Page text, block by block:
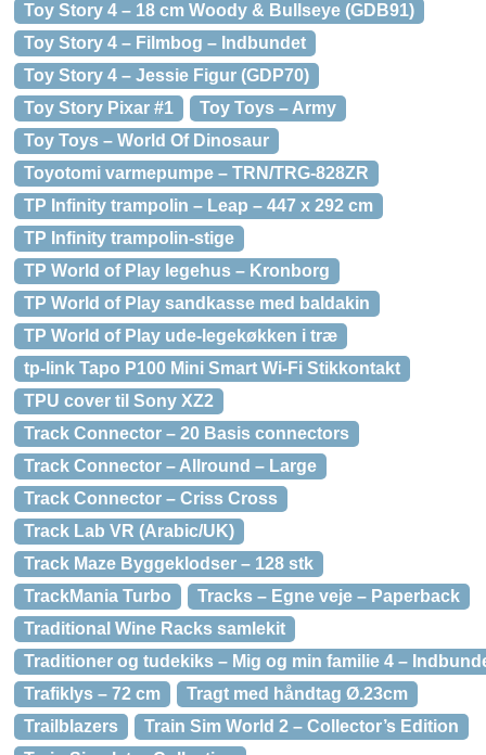
Toy Story 4 – 18 cm Woody & Bullseye (GDB91)
Toy Story 4 – Filmbog – Indbundet
Toy Story 4 – Jessie Figur (GDP70)
Toy Story Pixar #1
Toy Toys – Army
Toy Toys – World Of Dinosaur
Toyotomi varmepumpe – TRN/TRG-828ZR
TP Infinity trampolin – Leap – 447 x 292 cm
TP Infinity trampolin-stige
TP World of Play legehus – Kronborg
TP World of Play sandkasse med baldakin
TP World of Play ude-legekøkken i træ
tp-link Tapo P100 Mini Smart Wi-Fi Stikkontakt
TPU cover til Sony XZ2
Track Connector – 20 Basis connectors
Track Connector – Allround – Large
Track Connector – Criss Cross
Track Lab VR (Arabic/UK)
Track Maze Byggeklodser – 128 stk
TrackMania Turbo
Tracks – Egne veje – Paperback
Traditional Wine Racks samlekit
Traditioner og tudekiks – Mig og min familie 4 –
Trafiklys – 72 cm
Tragt med håndtag Ø.23cm
Trailblazers
Train Sim World 2 – Collector’s Edition